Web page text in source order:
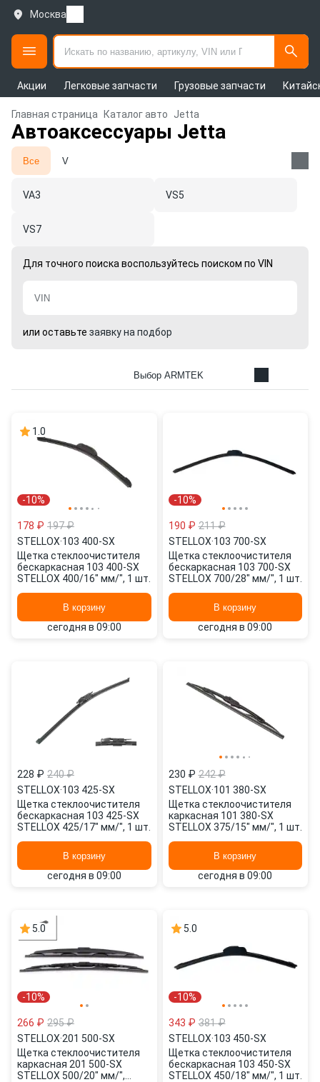
Москва
Акции Легковые запчасти Грузовые запчасти
Главная страница Каталог авто Jetta
Автоаксессуары Jetta
Все V
VA3 VS5
VS7
Для точного поиска воспользуйтесь поиском по VIN
или оставьте заявку на подбор
Выбор ARMTEK
1.0
-10%
178 ₽ 197 ₽
STELLOX·103 400-SX
Щетка стеклоочистителя
бескаркасная 103 400-SX
STELLOX 400/16" мм/", 1 шт.
В корзину
сегодня в 09:00
-10%
190 ₽ 211 ₽
STELLOX·103 700-SX
Щетка стеклоочистителя
бескаркасная 103 700-SX
STELLOX 700/28" мм/", 1 шт.
В корзину
сегодня в 09:00
228 ₽ 240 ₽
STELLOX·103 425-SX
Щетка стеклоочистителя
бескаркасная 103 425-SX
STELLOX 425/17" мм/", 1 шт.
В корзину
сегодня в 09:00
230 ₽ 242 ₽
STELLOX·101 380-SX
Щетка стеклоочистителя
каркасная 101 380-SX
STELLOX 375/15" мм/", 1 шт.
В корзину
сегодня в 09:00
5.0
-10%
266 ₽ 295 ₽
STELLOX·201 500-SX
Щетка стеклоочистителя
каркасная 201 500-SX
STELLOX 500/20" мм/",
5.0
-10%
343 ₽ 381 ₽
STELLOX·103 450-SX
Щетка стеклоочистителя
бескаркасная 103 450-SX
STELLOX 450/18" мм/", 1 шт.